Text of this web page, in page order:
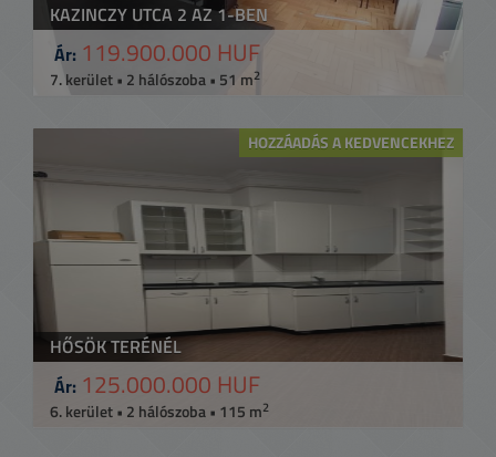
KAZINCZY UTCA 2 AZ 1-BEN
Ár: 119.900.000 HUF
7. kerület • 2 hálószoba • 51 m2
HOZZÁADÁS A KEDVENCEKHEZ
HŐSÖK TERÉNÉL
Ár: 125.000.000 HUF
6. kerület • 2 hálószoba • 115 m2